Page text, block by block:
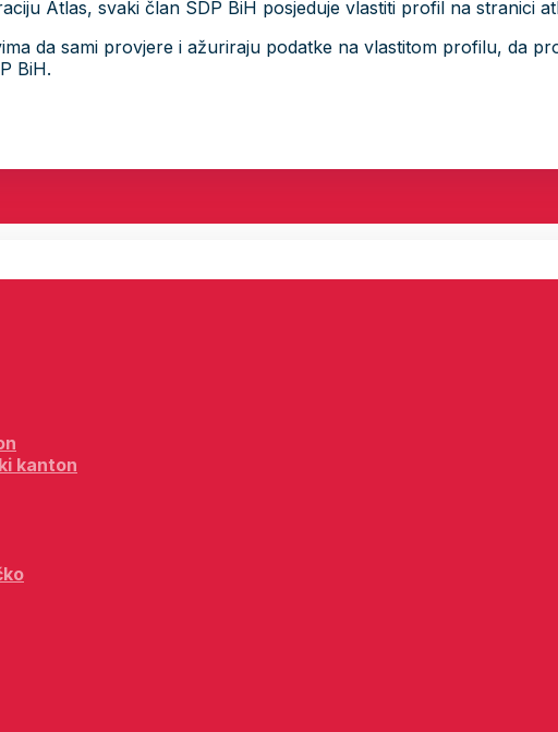
Atlas, svaki član SDP BiH posjeduje vlastiti profil na stranici
da sami provjere i ažuriraju podatke na vlastitom profilu, da
BiH.
kanton